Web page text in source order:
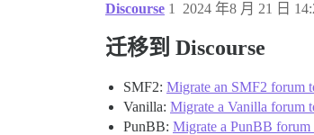
Discourse 2024 年8 月 21 日
1
迁移到 Discourse
SMF2: Migrate an SMF2 forum
Vanilla: Migrate a Vanilla forum
PunBB: Migrate a PunBB forum